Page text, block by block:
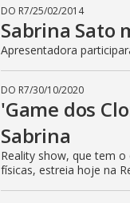
DO R7/25/02/2014
Sabrina Sato
Apresentadora
DO R7/30/10/2020
'Game dos
Sabrina
Reality show, que tem
físicas, estreia hoje na